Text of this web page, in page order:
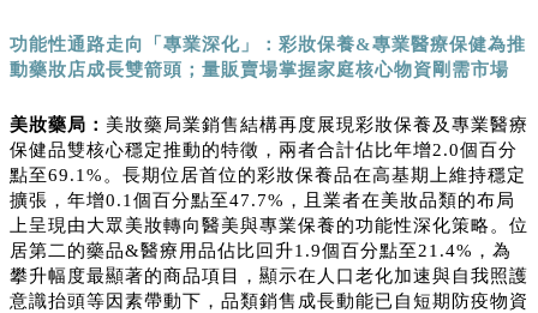
功能性通路走向「專業深化」：彩妝保養&專業醫療保健為推
動藥妝店成長雙箭頭；量販賣場掌握家庭核心物資剛需市場
美妝藥局： 美妝藥局業銷售結構再度展現彩妝保養及專業醫療
保健品雙核心穩定推動的特徵，兩者合計佔比年增2.0個百分
點至69.1%。長期位居首位的彩妝保養品在高基期上維持穩定
擴張，年增0.1個百分點至47.7%，且業者在美妝品類的布局
上呈現由大眾美妝轉向醫美與專業保養的功能性深化策略。位
居第二的藥品&醫療用品佔比回升1.9個百分點至21.4%，為
攀升幅度最顯著的商品項目，顯示在人口老化加速與自我照護
意識抬頭等因素帶動下，品類銷售成長動能已自短期防疫物資